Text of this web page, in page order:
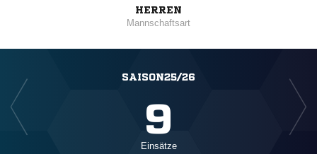
HERREN
Mannschaftsart
SAISON25/26
9
Einsätze